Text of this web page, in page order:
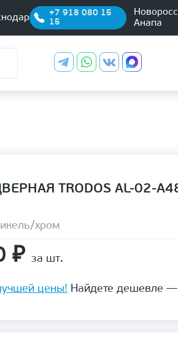
+7 918 080 15
15
Анапа
TRODOS AL-02-
хром
₽ за шт.
цены! Найдете дешевле —